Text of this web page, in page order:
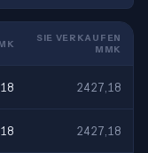
SIE VERKAUFEN
MMK
2427,18
2427,18